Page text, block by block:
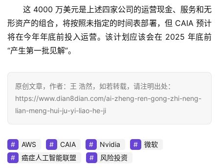
这 4000 万美元是上述四家公司的运营现金、服务和无
形资产的组合，将按照未指定的时间表部署，但 CAIA 预计
将在今年年底前投入运营。该计划应该会在 2025 年底前
“产生第一批见解”。
原创文章，作者：王 浩然，如若转载，请注明出处：
https://www.dian8dian.com/ai-zheng-ren-gong-zhi-neng-
lian-meng-hui-ju-yi-liao-he-ji
AWS CAIA Nvidia
微软
癌症人工智能联盟
风险投资